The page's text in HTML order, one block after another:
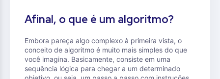
Afinal, o que é um algoritmo?
Embora pareça algo complexo à primeira vista, o
conceito de algoritmo é muito mais simples do que
você imagina. Basicamente, consiste em uma
sequência lógica para chegar a um determinado